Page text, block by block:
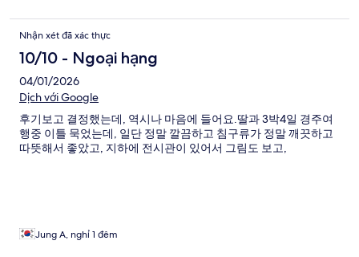
Nhận xét đã xác thực
10/10 - Ngoại hạng
04/01/2026
Dịch với Google
후기보고 결정했는데, 역시나 마음에 들어요.딸과 3박4일 경주여
행중 이틀 묵었는데, 일단 정말 깔끔하고 침구류가 정말 깨끗하고
따뜻해서 좋았고, 지하에 전시관이 있어서 그림도 보고,
Jung A, nghỉ 1 đêm